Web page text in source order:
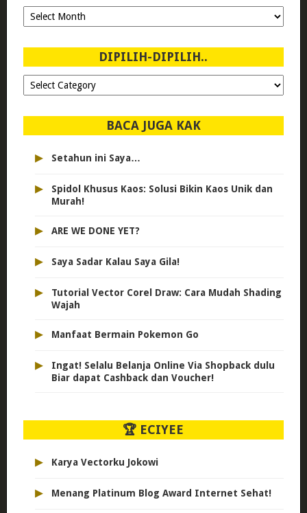
Ngeblog
Sejak
DIPILIH-DIPILIH..
Dipilih-
dipilih..
BACA JUGA KAK
▸ Setahun ini Saya…
▸
Spidol Khusus Kaos: Solusi Bikin Kaos Unik dan
Murah!
▸ ARE WE DONE YET?
▸ Saya Sadar Kalau Saya Gila!
▸
Tutorial Vector Corel Draw: Cara Mudah Shading
Wajah
▸ Manfaat Bermain Pokemon Go
▸
Ingat! Selalu Belanja Online Via Shopback dulu
Biar dapat Cashback dan Voucher!
🏆 ECIYEE
▸ Karya Vectorku Jokowi
▸ Menang Platinum Blog Award Internet Sehat!